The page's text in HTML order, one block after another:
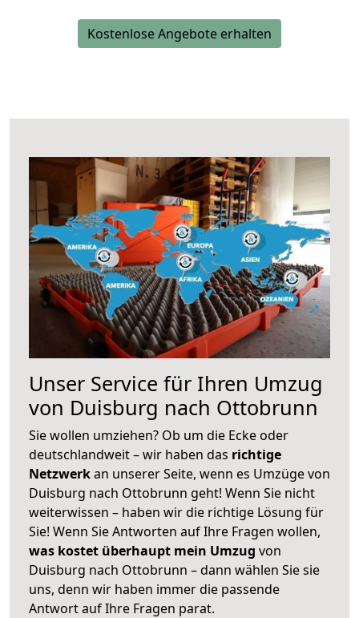
Kostenlose Angebote erhalten
Unser Service für Ihren Umzug
von Duisburg nach Ottobrunn
Sie wollen umziehen? Ob um die Ecke oder
deutschlandweit – wir haben das richtige
Netzwerkan unserer Seite, wenn es Umzüge von
Duisburg nach Ottobrunn geht! Wenn Sie nicht
weiterwissen – haben wir die richtige Lösung für
Sie! Wenn Sie Antworten auf Ihre Fragen wollen,
was kostet überhaupt mein Umzug von
Duisburg nach Ottobrunn – dann wählen Sie sie
uns, denn wir haben immer die passende
Antwort auf Ihre Fragen parat.